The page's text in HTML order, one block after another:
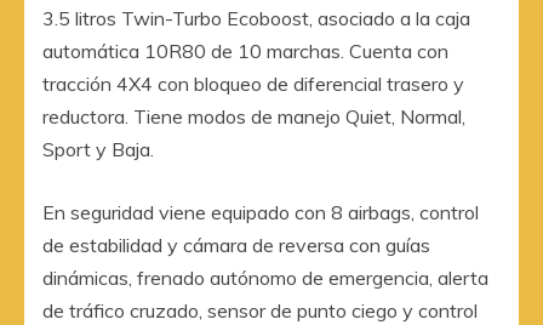
3.5 litros Twin-Turbo Ecoboost, asociado a la caja
automática 10R80 de 10 marchas. Cuenta con
tracción 4X4 con bloqueo de diferencial trasero y
reductora. Tiene modos de manejo Quiet, Normal,
Sport y Baja.
En seguridad viene equipado con 8 airbags, control
de estabilidad y cámara de reversa con guías
dinámicas, frenado autónomo de emergencia, alerta
de tráfico cruzado, sensor de punto ciego y control